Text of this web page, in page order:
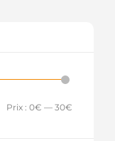
Prix : 0€ — 30€